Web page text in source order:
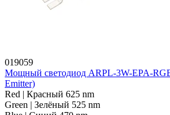
019059
Мощный светодиод ARPL-3W-EPA-
Emitter)
Red | Красный 625 nm
Green | Зелёный 525 nm